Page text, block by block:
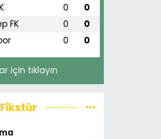
0 0
FK 0 0
0 0
için tıklayın